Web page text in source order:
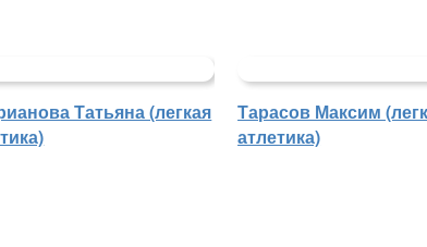
Татьяна (легкая
Тарасов Максим
атлетика)